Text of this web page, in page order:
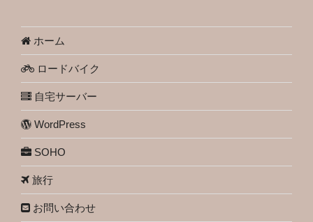
ホーム
ロードバイク
自宅サーバー
WordPress
SOHO
旅行
お問い合わせ